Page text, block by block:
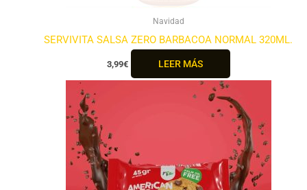
Navidad
SERVIVITA SALSA ZERO BARBACOA NORMAL 320ML.
3,99€ LEER MÁS